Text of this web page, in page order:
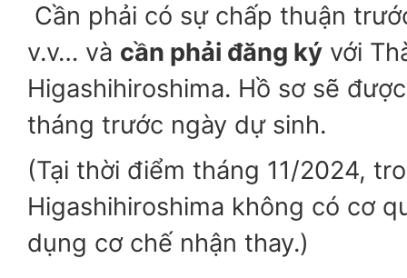
Cần phải có sự chấp thuận
v.v… và cần phải đăng ký với
Higashihiroshima. Hồ sơ sẽ
tháng trước ngày dự sinh.
(Tại thời điểm tháng 11/2024,
Higashihiroshima không có cơ
dụng cơ chế nhận thay.)